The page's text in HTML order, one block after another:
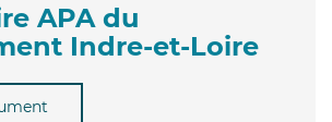
APA du
Indre-et-Loire